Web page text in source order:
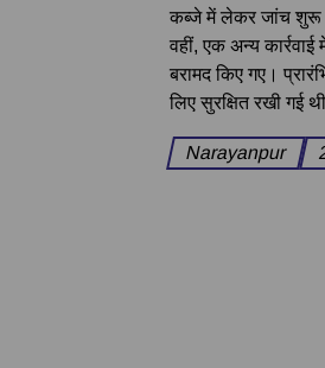
कब्जे में लेकर जांच शुरू
वहीं, एक अन्य
बरामद किए गए।
लिए सुरक्षित रखी गई
Narayanpur